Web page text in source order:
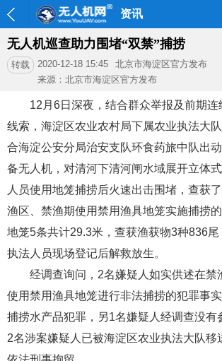
资讯
无人机巡查助力围堵“双禁”捕捞
转载 2020-12-18 15:45
北京市海淀区官方发布
来源：北京市海淀区官方发布
12月6日深夜，结合群众举报及前期
线索，海淀区农业农村局下属农业执法大
合海淀公安分局治安支队环食药旅中队出
备无人机，对清河下清河闸水域展开立体
人员使用地笼捕捞后火速出击围堵，查获
渔区、禁渔期使用禁用渔具地笼实施捕捞
地笼5条共计29.3米，查获渔获物3种836尾
执法人员现场登记后解救放生。
经调查询问，2名嫌疑人如实供述在禁
使用禁用渔具地笼进行非法捕捞的犯罪事
捕捞水产品犯罪，另1名嫌疑人经调查没有
2名涉案嫌疑人已被海淀区农业执法大队移